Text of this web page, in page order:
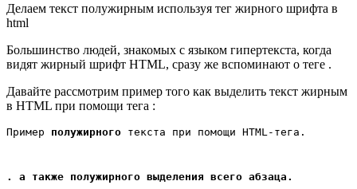
Делаем текст полужирным используя тег жирного шрифта в
html
Большинство людей, знакомых с языком гипертекста, когда
видят жирный шрифт HTML, сразу же вспоминают о теге .
Давайте рассмотрим пример того как выделить текст жирным
в HTML при помощи тега :
Пример полужирного текста при помощи HTML-тега.
. а также полужирного выделения всего абзаца.